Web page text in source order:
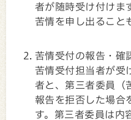
者が随時受け付けま
苦情を申し出ること
苦情受付の報告・確
苦情受付担当者が受
者と、第三者委員（
報告を拒否した場合
す。第三者委員は内